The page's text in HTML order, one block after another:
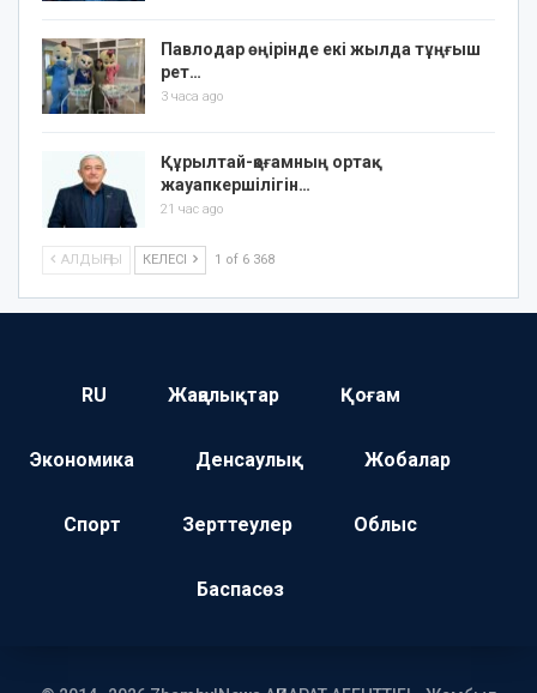
Павлодар өңірінде екі жылда тұңғыш
рет…
3 часа ago
Құрылтай-қоғамның ортақ
жауапкершілігін…
21 час ago
АЛДЫҢҒЫ КЕЛЕСІ 1 of 6 368
RU Жаңалықтар Қоғам
Экономика Денсаулық Жобалар
Спорт Зерттеулер Облыс
Баспасөз